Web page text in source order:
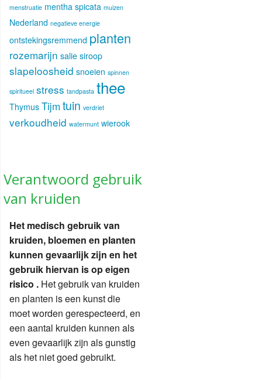
menstruatie mentha spicata muizen
Nederland negatieve energie
ontstekingsremmend planten
rozemarijn salie siroop
slapeloosheid snoeien spinnen
spiritueel stress tandpasta thee
Thymus Tijm tuin verdriet
verkoudheid watermunt wierook
Verantwoord gebruik
van kruiden
Het medisch gebruik van
kruiden, bloemen en planten
kunnen gevaarlijk zijn en het
gebruik hiervan is op eigen
risico . Het gebruik van kruiden
en planten is een kunst die
moet worden gerespecteerd, en
een aantal kruiden kunnen als
even gevaarlijk zijn als gunstig
als het niet goed gebruikt.